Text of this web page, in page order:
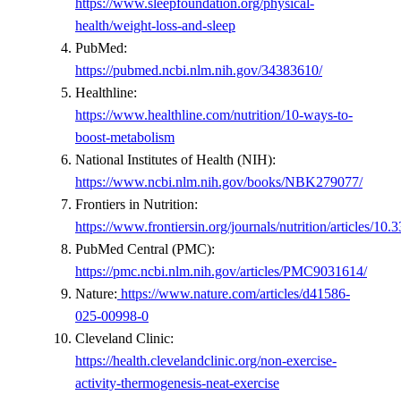
https://www.sleepfoundation.org/physical-
health/weight-loss-and-sleep
PubMed:
https://pubmed.ncbi.nlm.nih.gov/34383610/
Healthline:
https://www.healthline.com/nutrition/10-ways-to-
boost-metabolism
National Institutes of Health (NIH):
https://www.ncbi.nlm.nih.gov/books/NBK279077/
Frontiers in Nutrition:
https://www.frontiersin.org/journals/nutrition/articles/
PubMed Central (PMC):
https://pmc.ncbi.nlm.nih.gov/articles/PMC9031614/
Nature: https://www.nature.com/articles/d41586-
025-00998-0
Cleveland Clinic:
https://health.clevelandclinic.org/non-exercise-
activity-thermogenesis-neat-exercise